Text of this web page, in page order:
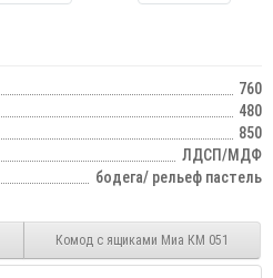
760
480
850
ЛДСП/МДФ
бодега/ рельеф пастель
Комод с ящиками Миа КМ 051